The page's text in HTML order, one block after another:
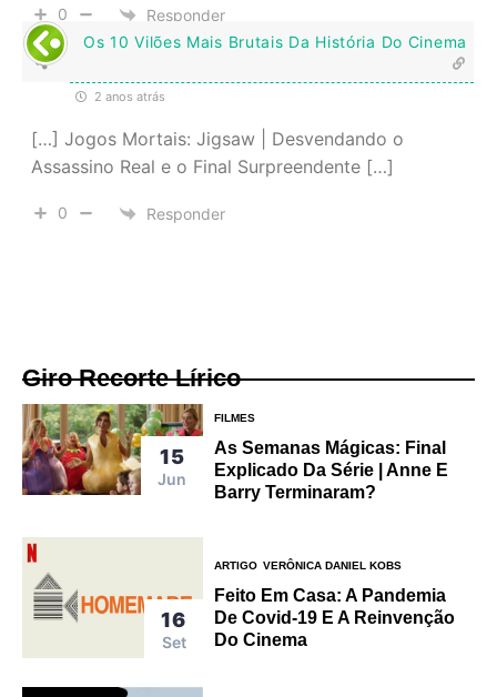
0
Responder
Os 10 Vilões Mais Brutais Da História Do Cinema
2 anos atrás
[…] Jogos Mortais: Jigsaw | Desvendando o
Assassino Real e o Final Surpreendente […]
0 Responder
Giro Recorte Lírico
15
Jun
FILMES
As Semanas Mágicas: Final
Explicado Da Série | Anne E
Barry Terminaram?
16
Set
ARTIGO VERÔNICA DANIEL KOBS
Feito Em Casa: A Pandemia
De Covid-19 E A Reinvenção
Do Cinema